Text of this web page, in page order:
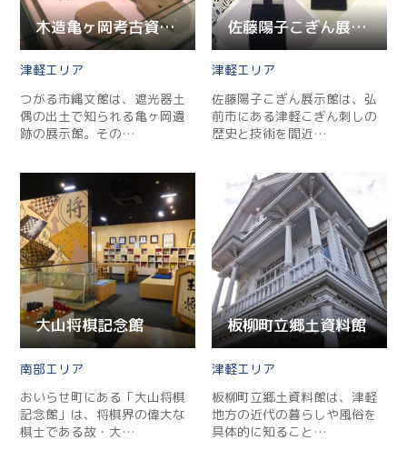
木造亀ヶ岡考古資料室（縄文館内）
津軽
つがる市縄文館は、遮光器土
偶の出土で知られる亀ヶ岡遺
跡の展示館。その…
佐藤陽子こぎん展示館
津軽
佐藤陽子こぎん展示館は、弘
前市にある津軽こぎん刺しの
歴史と技術を間近…
大山将棋記念館
南部
おいらせ町にある「大山将棋
記念館」は、将棋界の偉大な
棋士である故・大…
板柳町立郷土資料館
津軽
板柳町立郷土資料館は、津軽
地方の近代の暮らしや風俗を
具体的に知ること…